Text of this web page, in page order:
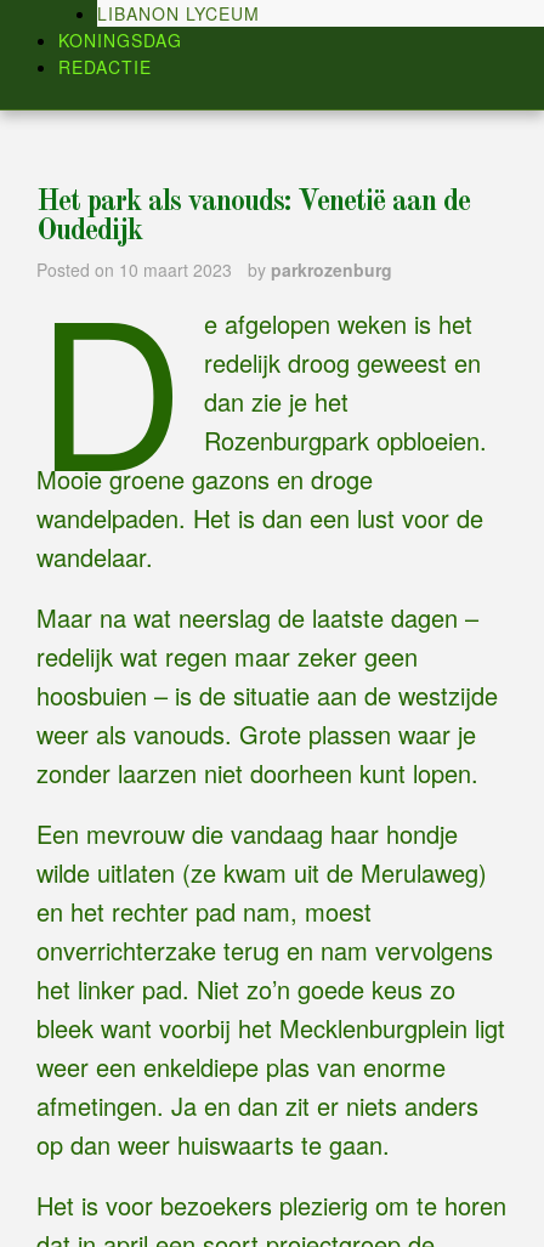
LIBANON LYCEUM
KONINGSDAG
REDACTIE
Het park als vanouds: Venetië aan de
Oudedijk
Posted on 10 maart 2023 by parkrozenburg
D
e afgelopen weken is het
redelijk droog geweest en
dan zie je het
Rozenburgpark opbloeien.
Mooie groene gazons en droge
wandelpaden. Het is dan een lust voor de
wandelaar.
Maar na wat neerslag de laatste dagen –
redelijk wat regen maar zeker geen
hoosbuien – is de situatie aan de westzijde
weer als vanouds. Grote plassen waar je
zonder laarzen niet doorheen kunt lopen.
Een mevrouw die vandaag haar hondje
wilde uitlaten (ze kwam uit de Merulaweg)
en het rechter pad nam, moest
onverrichterzake terug en nam vervolgens
het linker pad. Niet zo’n goede keus zo
bleek want voorbij het Mecklenburgplein ligt
weer een enkeldiepe plas van enorme
afmetingen. Ja en dan zit er niets anders
op dan weer huiswaarts te gaan.
Het is voor bezoekers plezierig om te horen